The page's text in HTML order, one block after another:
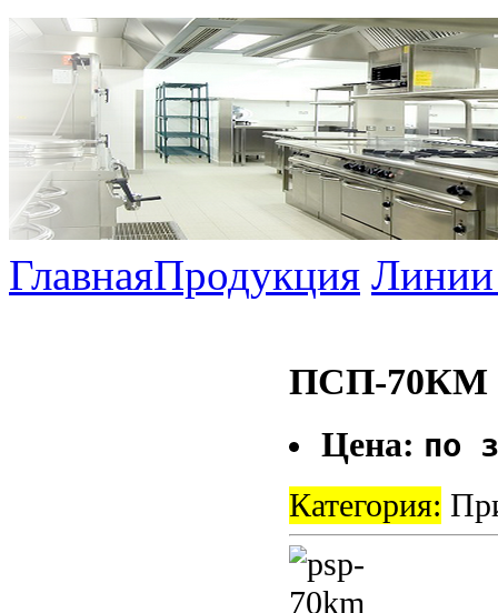
ГлавнаяПродукция Линии
ПСП-70КМ
Цена: по
Категория: